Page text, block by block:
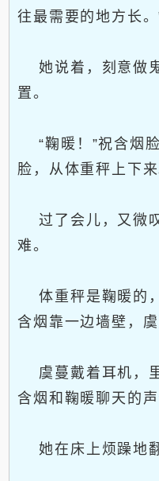
往最需要的地方长。
她说着，刻意做
置。
“鞠暖！”祝含烟
脸，从体重秤上下来
过了会儿，又微
难。
体重秤是鞠暖的
含烟靠一边墙壁，
虞蔓戴着耳机，
含烟和鞠暖聊天的声
她在床上烦躁地翻